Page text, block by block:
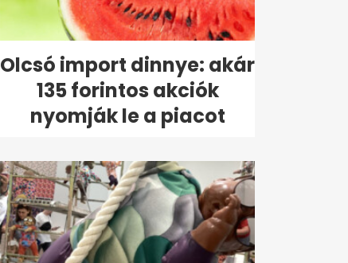
Olcsó import dinnye: akár
135 forintos akciók
nyomják le a piacot